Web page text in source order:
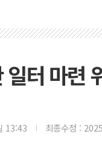
일터 마련
13:43 최종수정 :